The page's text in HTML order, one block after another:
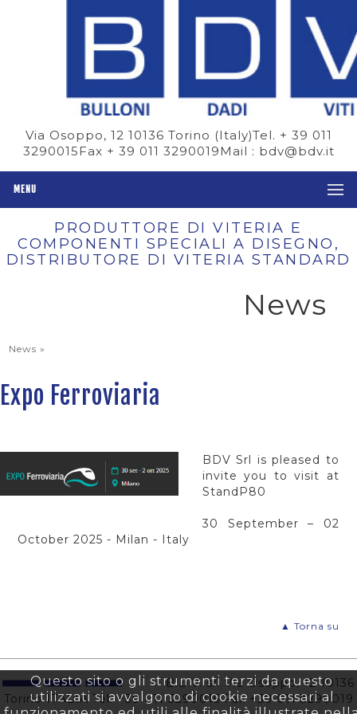
Via Osoppo, 12 10136 Torino (Italy)Tel. + 39 011
3290015Fax + 39 011 3290019Mail : bdv@bdv.it
MENU
PRODUTTORE DI VITERIA E
COMPONENTI SPECIALI A DISEGNO,
DISTRIBUTORE DI VITERIA STANDARD
News
News»
Expo Ferroviaria
BDV Srl is pleased to
invite you to visit at
StandP80
30 September – 02
October 2025 - Milan - Italy
▲ Torna su
B.D.V. srl Via Osoppo, 12 10136
Torino ITALIA Tel. +39 011 3290015 Fax +39 011 3290019
Questo sito o gli strumenti terzi da questo
utilizzati si avvalgono di cookie necessari al